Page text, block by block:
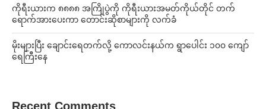
ကိုရီးယားက ၈၈၈၈ အကြိုပွဲကို ကိုရီးယားအမတ်ကိုယ်တိုင် တက်
ရောက်အားပေးကာ တောင်းဆိုစာများကို လက်ခံ
⁨မိုးများပြီး ချောင်းရေတက်လို့ ကောလင်းနယ်က ရွာပေါင်း ၁၀၀ ကျော်
ရေကြီးနေ
Recent Comments